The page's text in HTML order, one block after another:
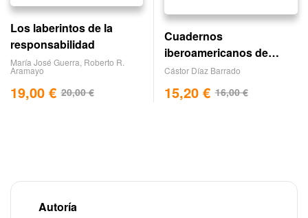
Los laberintos de la
responsabilidad
María José Guerra Roberto R.
Aramayo
20,00€
19,00 €
Cuadernos
iberoamericanos de
integración. nº 4
Cástor Díaz Barrado
16,00€
15,20 €
Autoría